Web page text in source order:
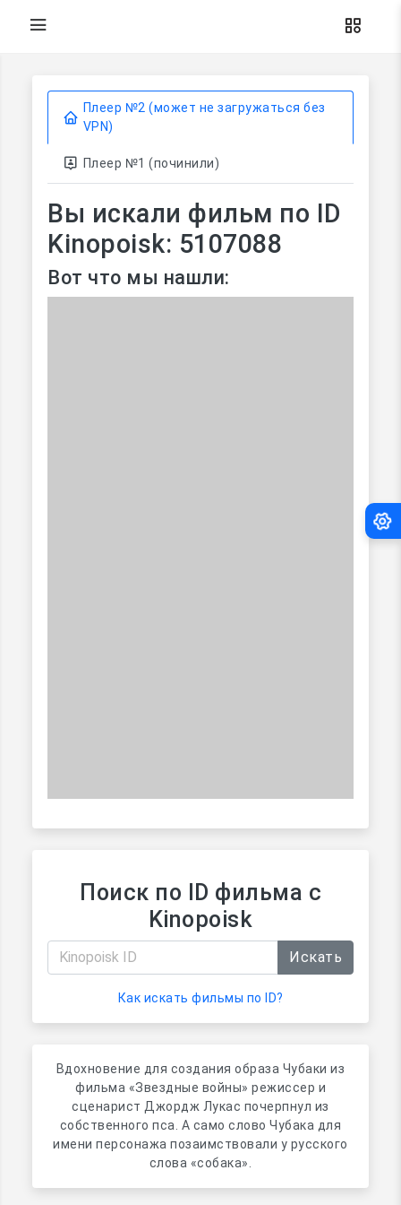
Плеер №2 (может не загружаться без
VPN)
Плеер №1 (починили)
Вы искали фильм по ID
Kinopoisk: 5107088
Вот что мы нашли:
Поиск по ID фильма с
Kinopoisk
Искать
Как искать фильмы по ID?
Вдохновение для создания образа Чубаки из
фильма «Звездные войны» режиссер и
сценарист Джордж Лукас почерпнул из
собственного пса. А само слово Чубака для
имени персонажа позаимствовали у русского
слова «собака».